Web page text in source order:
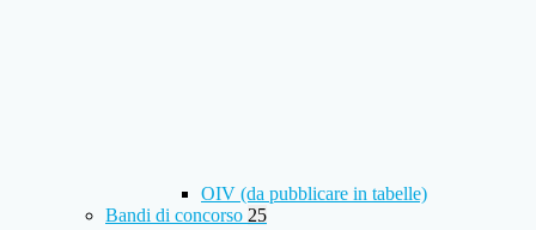
OIV (da pubblicare in tabelle)
Bandi di concorso 25